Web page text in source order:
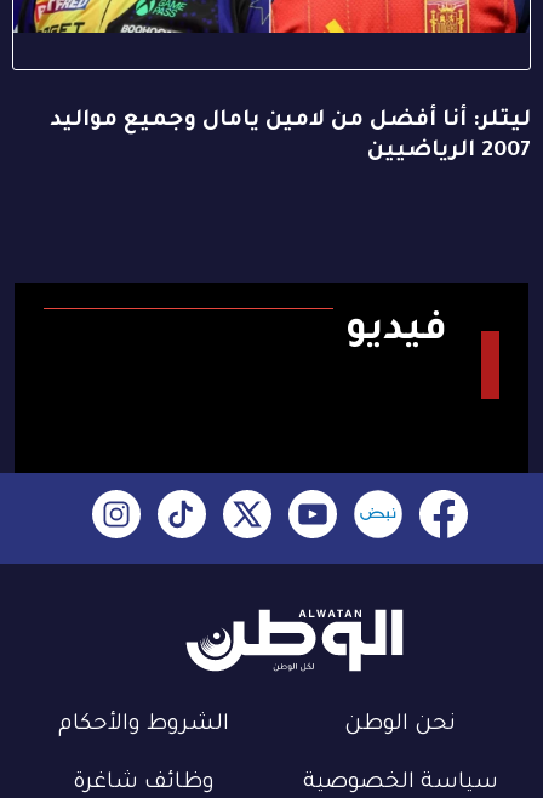
ليتلر: أنا أفضل من لامين يامال وجميع مواليد
2007 الرياضيين
فيديو
نحن الوطن الشروط والأحكام
سياسة الخصوصية وظائف شاغرة